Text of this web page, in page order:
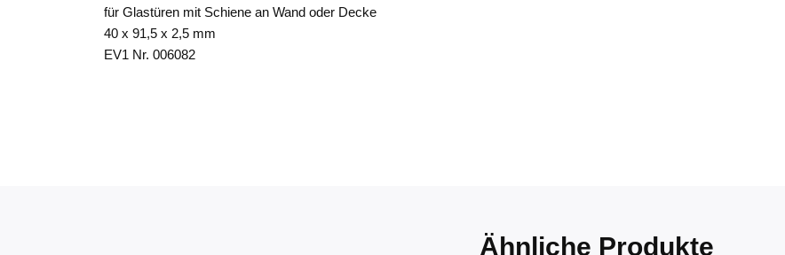
für Glastüren mit Schiene an Wand oder Decke
40 x 91,5 x 2,5 mm
EV1 Nr. 006082
Ähnliche Produkte